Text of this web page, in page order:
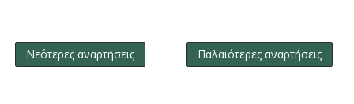
Νεότερες αναρτήσεις Παλαιότερες αναρτήσεις